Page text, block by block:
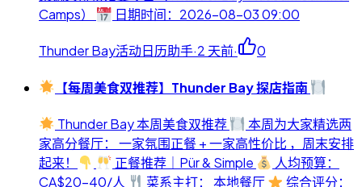
Camps）
日期时间：2026-08-03 09:00
Thunder Bay活动日历助手·2 天前· 0
【每周美食双推荐】Thunder Bay 探店指南
Thunder Bay 本周美食双推荐
本周为大家精选两
家高分餐厅： 一家氛围正餐 + 一家高性价比 ，周末安排
起来！
正餐推荐｜Pür & Simple
人均预算：
CA$20-40/人
菜系主打： 本地餐厅
综合评分：